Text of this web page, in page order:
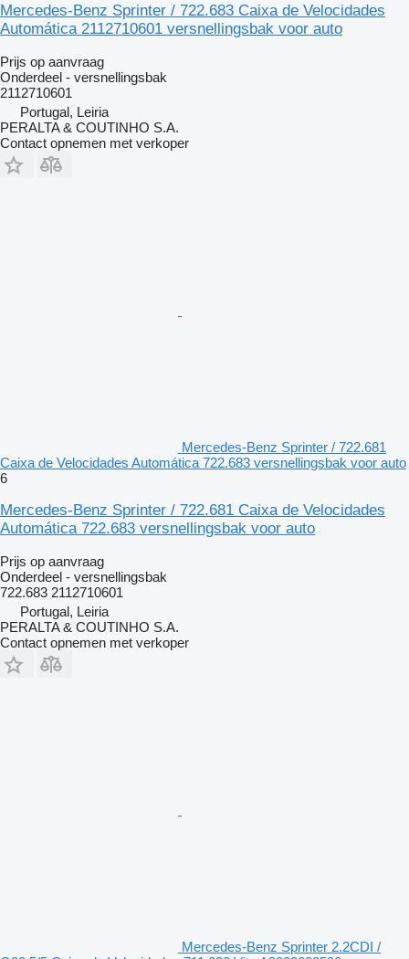
Mercedes-Benz Sprinter / 722.683 Caixa de Velocidades
Automática 2112710601 versnellingsbak voor auto
Prijs op aanvraag
Onderdeel - versnellingsbak
2112710601
Portugal, Leiria
PERALTA & COUTINHO S.A.
Contact opnemen met verkoper
Mercedes-Benz Sprinter / 722.681
Caixa de Velocidades Automática 722.683 versnellingsbak voor auto
6
Mercedes-Benz Sprinter / 722.681 Caixa de Velocidades
Automática 722.683 versnellingsbak voor auto
Prijs op aanvraag
Onderdeel - versnellingsbak
722.683 2112710601
Portugal, Leiria
PERALTA & COUTINHO S.A.
Contact opnemen met verkoper
Mercedes-Benz Sprinter 2.2CDI /